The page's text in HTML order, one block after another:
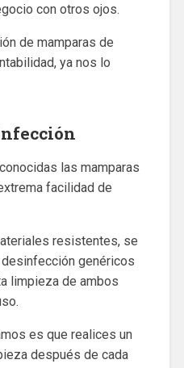
con otros ojos.
de mamparas de
ya nos lo
las mamparas
facilidad de
resistentes, se
genéricos
limpieza de ambos
es que realices un
después de cada